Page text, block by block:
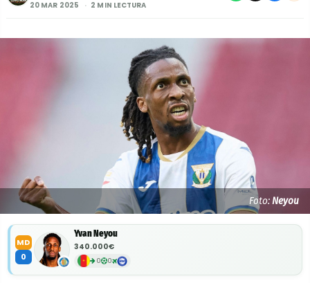
20 MAR 2025
2 MIN LECTURA
Foto:Neyou
MD
0
Yvan Neyou
340.000€
0 0